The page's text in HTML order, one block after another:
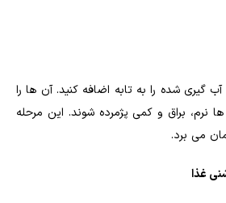
گیری شده را به تابه اضافه کنید. آن ها را
نرم، براق و کمی پژمرده شوند. این مرحله